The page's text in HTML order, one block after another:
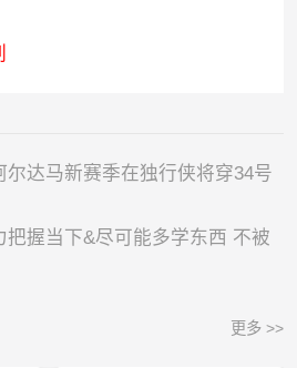
尔达马新赛季在独行侠将穿34号
把握当下&尽可能多学东西 不被
更多 >>